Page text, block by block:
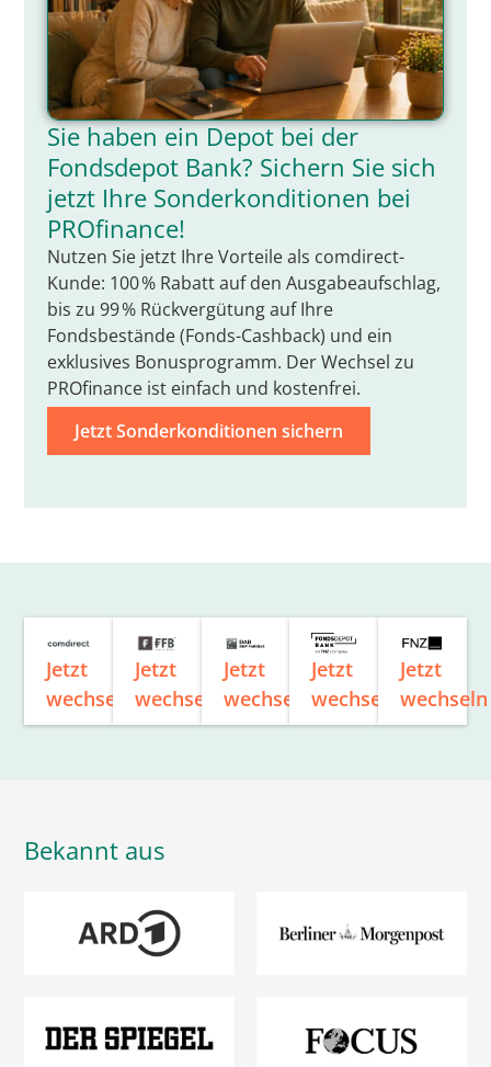
Sie haben ein Depot bei der
Fondsdepot Bank? Sichern Sie sich
jetzt Ihre Sonderkonditionen bei
PROfinance!
Nutzen Sie jetzt Ihre Vorteile als comdirect-
Kunde: 100 % Rabatt auf den Ausgabeaufschlag,
bis zu 99 % Rückvergütung auf Ihre
Fondsbestände (Fonds-Cashback) und ein
exklusives Bonusprogramm. Der Wechsel zu
PROfinance ist einfach und kostenfrei.
Jetzt Sonderkonditionen sichern
Jetzt
wechseln
Jetzt
wechseln
Jetzt
wechseln
Jetzt
wechseln
Jetzt
wechseln
Bekannt aus